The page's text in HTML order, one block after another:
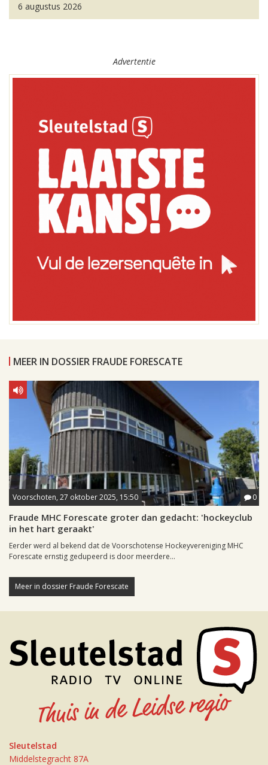
6 augustus 2026
Advertentie
MEER IN DOSSIER FRAUDE FORESCATE
Voorschoten, 27 oktober 2025, 15:50 0
Fraude MHC Forescate groter dan gedacht: 'hockeyclub
in het hart geraakt'
Eerder werd al bekend dat de Voorschotense Hockeyvereniging MHC
Forescate ernstig gedupeerd is door meerdere...
Meer in dossier Fraude Forescate
Sleutelstad
Middelstegracht 87A